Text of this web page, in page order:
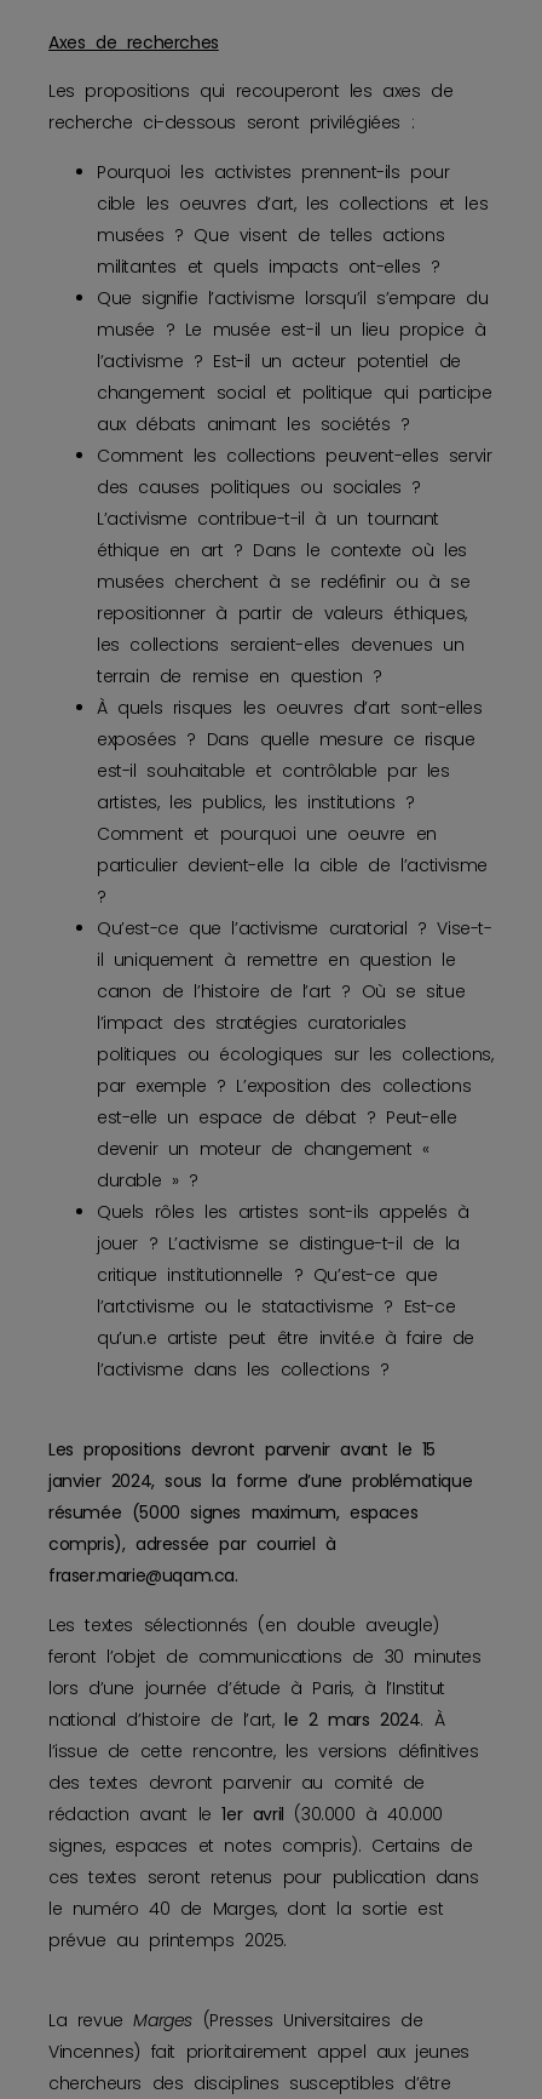
Axes de recherches
Les propositions qui recouperont les axes de
recherche ci-dessous seront privilégiées :
Pourquoi les activistes prennent-ils pour
cible les oeuvres d’art, les collections et les
musées ? Que visent de telles actions
militantes et quels impacts ont-elles ?
Que signifie l’activisme lorsqu’il s’empare du
musée ? Le musée est-il un lieu propice à
l’activisme ? Est-il un acteur potentiel de
changement social et politique qui participe
aux débats animant les sociétés ?
Comment les collections peuvent-elles servir
des causes politiques ou sociales ?
L’activisme contribue-t-il à un tournant
éthique en art ? Dans le contexte où les
musées cherchent à se redéfinir ou à se
repositionner à partir de valeurs éthiques,
les collections seraient-elles devenues un
terrain de remise en question ?
À quels risques les oeuvres d’art sont-elles
exposées ? Dans quelle mesure ce risque
est-il souhaitable et contrôlable par les
artistes, les publics, les institutions ?
Comment et pourquoi une oeuvre en
particulier devient-elle la cible de l’activisme
?
Qu’est-ce que l’activisme curatorial ? Vise-t-
il uniquement à remettre en question le
canon de l’histoire de l’art ? Où se situe
l’impact des stratégies curatoriales
politiques ou écologiques sur les collections,
par exemple ? L’exposition des collections
est-elle un espace de débat ? Peut-elle
devenir un moteur de changement «
durable » ?
Quels rôles les artistes sont-ils appelés à
jouer ? L’activisme se distingue-t-il de la
critique institutionnelle ? Qu’est-ce que
l’artctivisme ou le statactivisme ? Est-ce
qu’un.e artiste peut être invité.e à faire de
l’activisme dans les collections ?
Les propositions devront parvenir avant le 15
janvier 2024, sous la forme d’une problématique
résumée (5000 signes maximum, espaces
compris), adressée par courriel à
fraser.marie@uqam.ca.
Les textes sélectionnés (en double aveugle)
feront l’objet de communications de 30 minutes
lors d’une journée d’étude à Paris, à l’Institut
national d’histoire de l’art, le 2 mars 2024. À
l’issue de cette rencontre, les versions définitives
des textes devront parvenir au comité de
rédaction avant le1er avril (30.000 à 40.000
signes, espaces et notes compris). Certains de
ces textes seront retenus pour publication dans
le numéro 40 de Marges, dont la sortie est
prévue au printemps 2025.
La revueMarges (Presses Universitaires de
Vincennes) fait prioritairement appel aux jeunes
chercheurs des disciplines susceptibles d’être